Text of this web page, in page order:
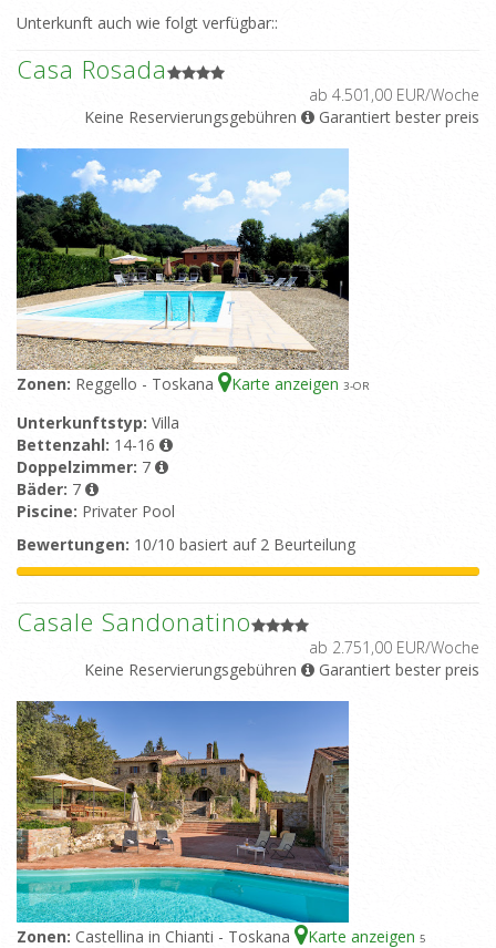
Unterkunft auch wie folgt verfügbar::
Casa Rosada
ab 4.501,00 EUR/Woche
Keine Reservierungsgebühren
Garantiert bester preis
Zonen: Reggello - Toskana Karte anzeigen 3-OR
Unterkunftstyp: Villa
Bettenzahl: 14-16
Doppelzimmer: 7
Bäder: 7
Piscine: Privater Pool
Bewertungen: 10/10 basiert auf 2 Beurteilung
Casale Sandonatino
ab 2.751,00 EUR/Woche
Keine Reservierungsgebühren
Garantiert bester preis
Zonen: Castellina in Chianti - Toskana Karte anzeigen 5